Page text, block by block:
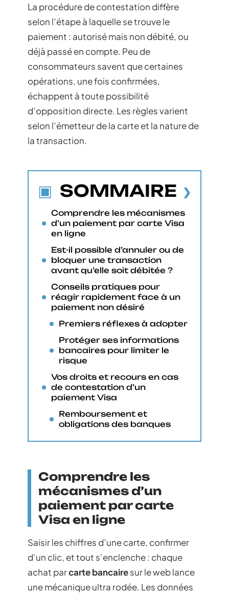
La procédure de contestation diffère
selon l’étape à laquelle se trouve le
paiement : autorisé mais non débité, ou
déjà passé en compte. Peu de
consommateurs savent que certaines
opérations, une fois confirmées,
échappent à toute possibilité
d’opposition directe. Les règles varient
selon l’émetteur de la carte et la nature de
la transaction.
SOMMAIRE
Comprendre les mécanismes
d’un paiement par carte Visa
en ligne
Est-il possible d’annuler ou de
bloquer une transaction
avant qu’elle soit débitée ?
Conseils pratiques pour
réagir rapidement face à un
paiement non désiré
Premiers réflexes à adopter
Protéger ses informations
bancaires pour limiter le
risque
Vos droits et recours en cas
de contestation d’un
paiement Visa
Remboursement et
obligations des banques
Comprendre les
mécanismes d’un
paiement par carte
Visa en ligne
Saisir les chiffres d’une carte, confirmer
d’un clic, et tout s’enclenche : chaque
achat parcarte bancairesur le web lance
une mécanique ultra rodée. Les données